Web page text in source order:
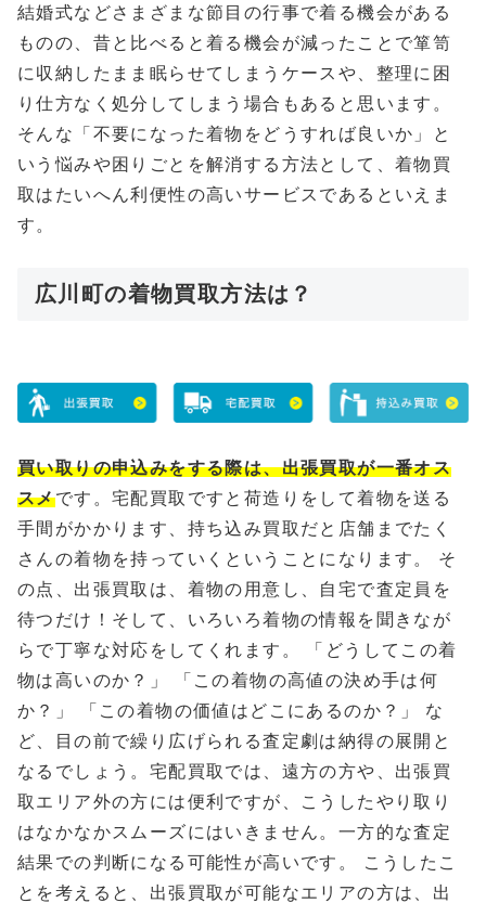
結婚式などさまざまな節目の行事で着る機会がある
ものの、昔と比べると着る機会が減ったことで箪笥
に収納したまま眠らせてしまうケースや、整理に困
り仕方なく処分してしまう場合もあると思います。
そんな「不要になった着物をどうすれば良いか」と
いう悩みや困りごとを解消する方法として、着物買
取はたいへん利便性の高いサービスであるといえま
す。
広川町の着物買取方法は？
買い取りの申込みをする際は、出張買取が一番オス
スメです。宅配買取ですと荷造りをして着物を送る
手間がかかります、持ち込み買取だと店舗までたく
さんの着物を持っていくということになります。 そ
の点、出張買取は、着物の用意し、自宅で査定員を
待つだけ！そして、いろいろ着物の情報を聞きなが
らで丁寧な対応をしてくれます。 「どうしてこの着
物は高いのか？」 「この着物の高値の決め手は何
か？」 「この着物の価値はどこにあるのか？」 な
ど、目の前で繰り広げられる査定劇は納得の展開と
なるでしょう。宅配買取では、遠方の方や、出張買
取エリア外の方には便利ですが、こうしたやり取り
はなかなかスムーズにはいきません。一方的な査定
結果での判断になる可能性が高いです。 こうしたこ
とを考えると、出張買取が可能なエリアの方は、出